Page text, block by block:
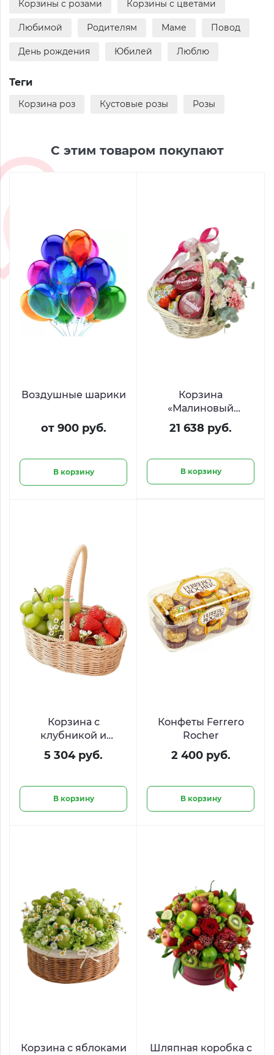
Корзины с розами Корзины с цветами
Любимой Родителям Маме Повод
День рождения Юбилей Люблю
Теги
Корзина роз Кустовые розы Розы
С этим товаром покупают
Воздушные шарики
от 900 руб.
В корзину
Корзина
«Малиновый
рассвет» с цветами,
Киндер Сюрприз и
21 638 руб.
В корзину
Корзина с
клубникой и
виноградом «Сбор
урожая»
5 304 руб.
В корзину
Конфеты Ferrero
Rocher
2 400 руб.
В корзину
Корзина с яблоками
Шляпная коробка с